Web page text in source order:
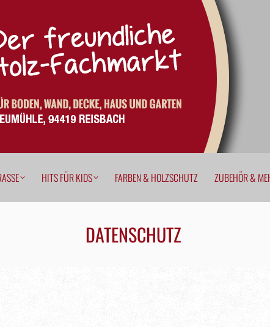
HITS FÜR KIDS FARBEN & HOLZSCHUTZ ZUBEHÖR &
DATENSCHUTZ
HITS FÜR KIDS FARBEN & HOLZSCHUTZ ZUBEHÖR &